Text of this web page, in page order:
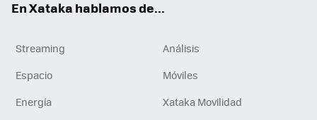
En Xataka hablamos de...
Streaming
Análisis
Espacio
Móviles
Energía
Xataka Movilidad